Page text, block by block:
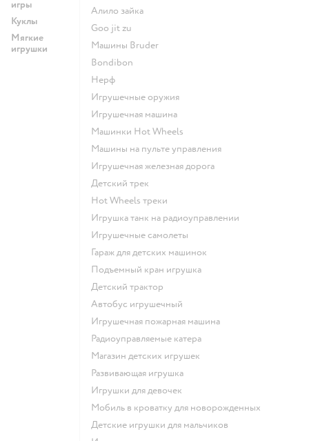
игры
Куклы
Мягкие
игрушки
Алило зайка
Goo jit zu
Машины Bruder
Bondibon
Нерф
Игрушечные оружия
Игрушечная машина
Машинки Hot Wheels
Машины на пульте управления
Игрушечная железная дорога
Детский трек
Hot Wheels треки
Игрушка танк на радиоуправлении
Игрушечные самолеты
Гараж для детских машинок
Подъемный кран игрушка
Детский трактор
Автобус игрушечный
Игрушечная пожарная машина
Радиоуправляемые катера
Магазин детских игрушек
Развивающая игрушка
Игрушки для девочек
Мобиль в кроватку для новорожденных
Детские игрушки для мальчиков